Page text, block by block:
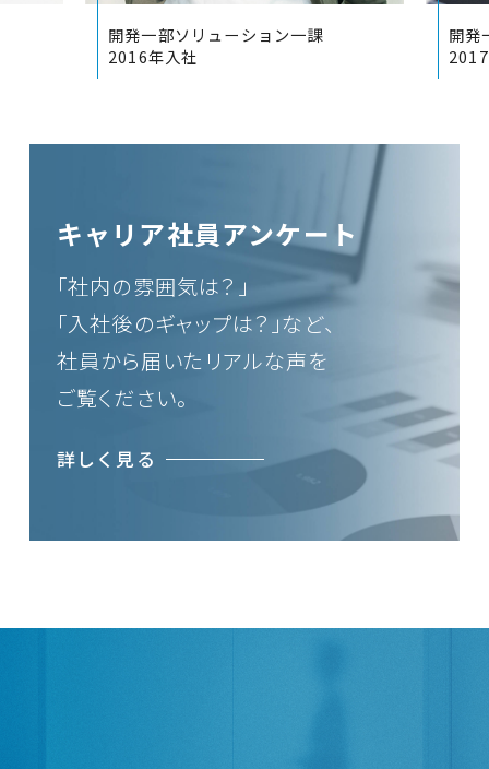
開発一部ソリューション一課
2016年入社
開発
キャリア社員アンケート
「社内の雰囲気は？」
「入社後のギャップは？」など、
社員から届いたリアルな声を
ご覧ください。
詳しく見る